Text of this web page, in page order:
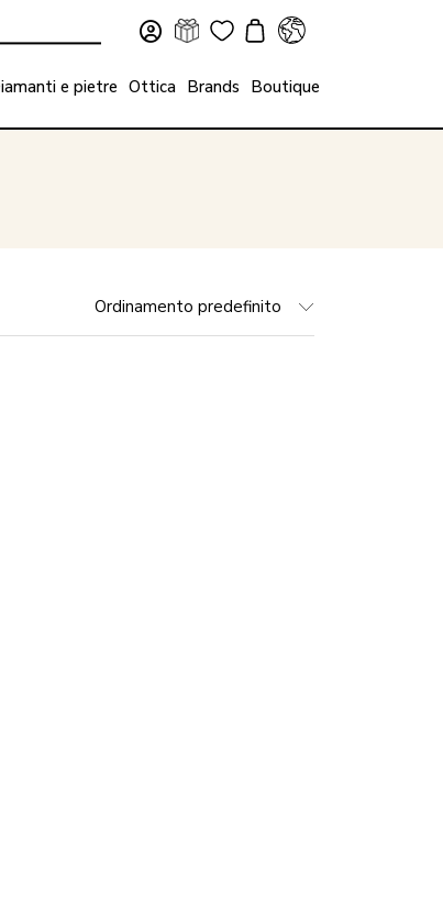
e pietre Ottica Brands Boutique
Ordinamento predefinito